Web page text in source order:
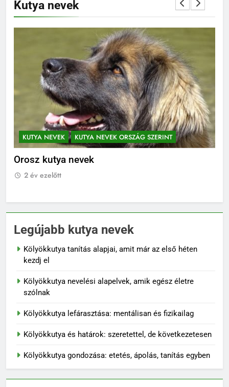
Kutya nevek
KUTYA NEVEK KUTYA NEVEK ORSZÁG SZERINT
Orosz kutya nevek
2 év ezelőtt
Legújabb kutya nevek
Kölyökkutya tanítás alapjai, amit már az első héten
kezdj el
Kölyökkutya nevelési alapelvek, amik egész életre
szólnak
Kölyökkutya lefárasztása: mentálisan és fizikailag
Kölyökkutya és határok: szeretettel, de következetesen
Kölyökkutya gondozása: etetés, ápolás, tanítás egyben